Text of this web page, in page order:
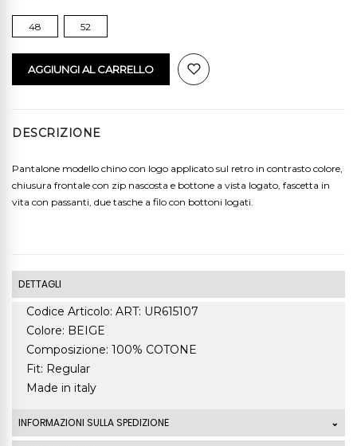
48 52
AGGIUNGI AL CARRELLO
DESCRIZIONE
Pantalone modello chino con logo applicato sul retro in contrasto colore,
chiusura frontale con zip nascosta e bottone a vista logato, fascetta in
vita con passanti, due tasche a filo con bottoni logati.
DETTAGLI
Codice Articolo: ART: UR615107
Colore: BEIGE
Composizione: 100% COTONE
Fit: Regular
Made in italy
INFORMAZIONI SULLA SPEDIZIONE